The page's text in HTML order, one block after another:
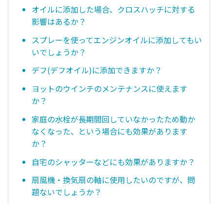
オイルに添加した場合、クロスハッチに対する
影響はあるか？
スプレーを使ってエンジンオイルに添加してもい
いでしょうか？
デフ(デフオイル)に添加できますか？
ヨットのウインチのメンテナンスに使えます
か？
家庭の水栓が長期間回していなかったため動か
なくなった、という場合にも効果があります
か？
自宅のシャッターなどにも効果がありますか？
扇風機・換気扇の軸に使用したいのですが、問
題ないでしょうか？